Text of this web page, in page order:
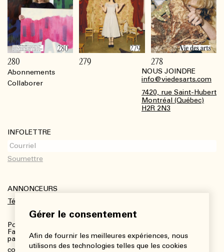
Gérer le consentement
Afin de fournir les meilleures expériences, nous
utilisons des technologies telles que les cookies
Abonnements
Collaborer
NOUS JOINDRE
info@viedesarts.com
7420, rue Saint-Hubert
Montréal (Québec)
H2R 2N3
INFOLETTRE
ANNONCEURS
Télécharger le kit média
Pour plus de renseignements :
Fanny Charbonneau, Responsable des communications,
partenariats et publicités
communications@viedesarts.com
280 279 278